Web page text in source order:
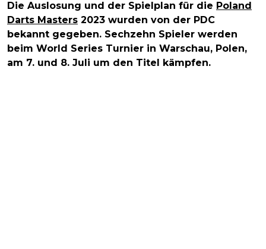
Die Auslosung und der Spielplan für die Poland
Darts Masters 2023 wurden von der PDC
bekannt gegeben. Sechzehn Spieler werden
beim World Series Turnier in Warschau, Polen,
am 7. und 8. Juli um den Titel kämpfen.